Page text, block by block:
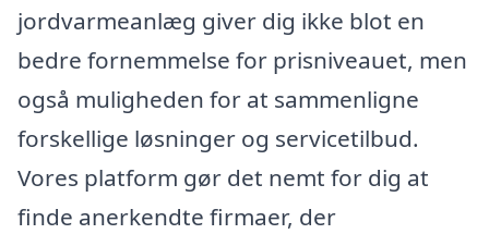
jordvarmeanlæg giver dig ikke blot en
bedre fornemmelse for prisniveauet, men
også muligheden for at sammenligne
forskellige løsninger og servicetilbud.
Vores platform gør det nemt for dig at
finde anerkendte firmaer, der